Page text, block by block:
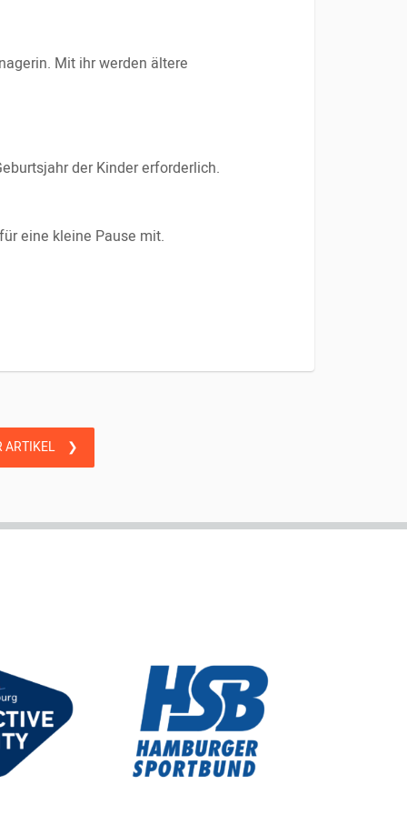
Mit ihr werden ältere
der Kinder erforderlich.
eine kleine Pause mit.
ARTIKEL ❯